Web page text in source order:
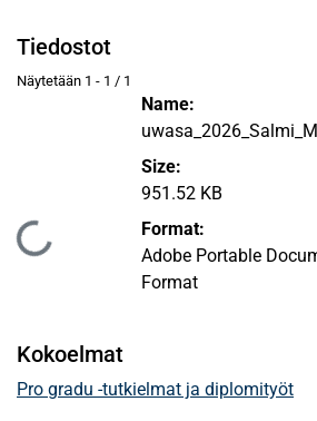
Tiedostot
Näytetään 1 - 1 / 1
Ladataan...
Name:
Size:
951.52 KB
Format:
Adobe Portable
Format
Kokoelmat
Pro gradu -tutkielmat ja diplomityöt